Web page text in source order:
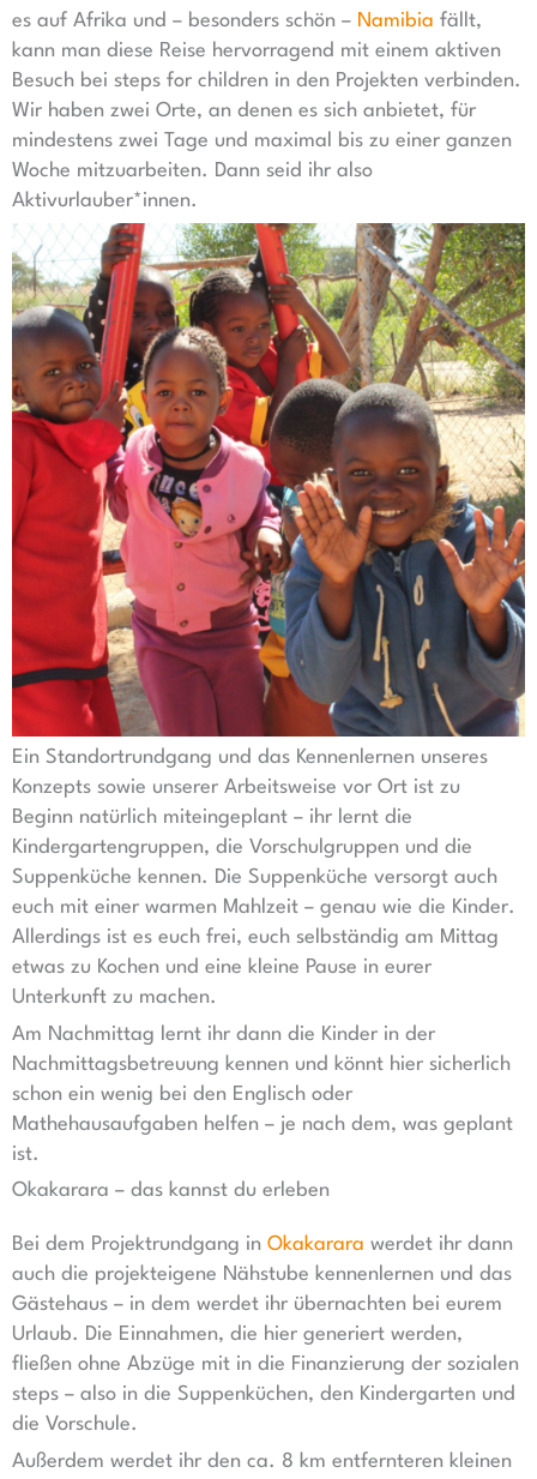
es auf Afrika und – besonders schön – Namibia fällt,
kann man diese Reise hervorragend mit einem aktiven
Besuch bei steps for children in den Projekten verbinden.
Wir haben zwei Orte, an denen es sich anbietet, für
mindestens zwei Tage und maximal bis zu einer ganzen
Woche mitzuarbeiten. Dann seid ihr also
Aktivurlauber*innen.
Ein Standortrundgang und das Kennenlernen unseres
Konzepts sowie unserer Arbeitsweise vor Ort ist zu
Beginn natürlich miteingeplant – ihr lernt die
Kindergartengruppen, die Vorschulgruppen und die
Suppenküche kennen. Die Suppenküche versorgt auch
euch mit einer warmen Mahlzeit – genau wie die Kinder.
Allerdings ist es euch frei, euch selbständig am Mittag
etwas zu Kochen und eine kleine Pause in eurer
Unterkunft zu machen.
Am Nachmittag lernt ihr dann die Kinder in der
Nachmittagsbetreuung kennen und könnt hier sicherlich
schon ein wenig bei den Englisch oder
Mathehausaufgaben helfen – je nach dem, was geplant
ist.
Okakarara – das kannst du erleben
Bei dem Projektrundgang in Okakarara werdet ihr dann
auch die projekteigene Nähstube kennenlernen und das
Gästehaus – in dem werdet ihr übernachten bei eurem
Urlaub. Die Einnahmen, die hier generiert werden,
fließen ohne Abzüge mit in die Finanzierung der sozialen
steps – also in die Suppenküchen, den Kindergarten und
die Vorschule.
Außerdem werdet ihr den ca. 8 km entfernteren kleinen